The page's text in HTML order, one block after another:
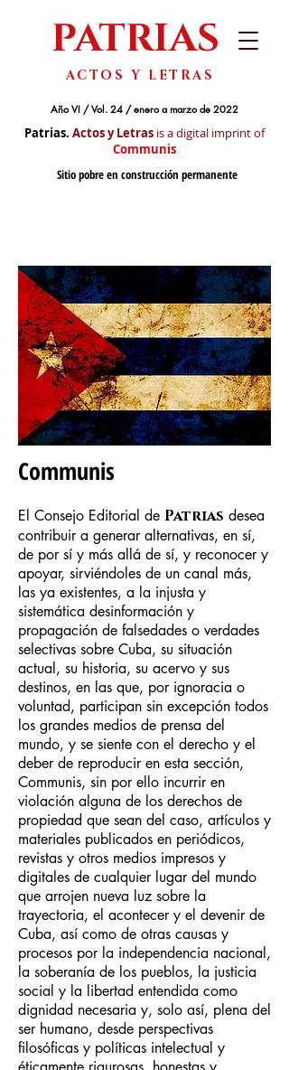
PATRIAS
Sitio pobre en construcción permanente
ACTOS Y LETRAS
Año VI / Vol. 24 / enero a marzo de 2022
Patrias. Actos y Letras is a digital imprint of
Communis
Communis
El Consejo Editorial de Patrias desea
contribuir a generar alternativas, en sí,
de por sí y más allá de sí, y reconocer y
apoyar, sirviéndoles de un canal más,
las ya existentes, a la injusta y
sistemática desinformación y
propagación de falsedades o verdades
selectivas sobre Cuba, su situación
actual, su historia, su acervo y sus
destinos, en las que, por ignoracia o
voluntad, participan sin excepción todos
los grandes medios de prensa del
mundo, y se siente con el derecho y el
deber de reproducir en esta sección,
Communis, sin por ello incurrir en
violación alguna de los derechos de
propiedad que sean del caso, artículos y
materiales publicados en periódicos,
revistas y otros medios impresos y
digitales de cualquier lugar del mundo
que arrojen nueva luz sobre la
trayectoria, el acontecer y el devenir de
Cuba, así como de otras causas y
procesos por la independencia nacional,
la soberanía de los pueblos, la justicia
social y la libertad entendida como
dignidad necesaria y, solo así, plena del
ser humano, desde perspectivas
filosóficas y políticas intelectual y